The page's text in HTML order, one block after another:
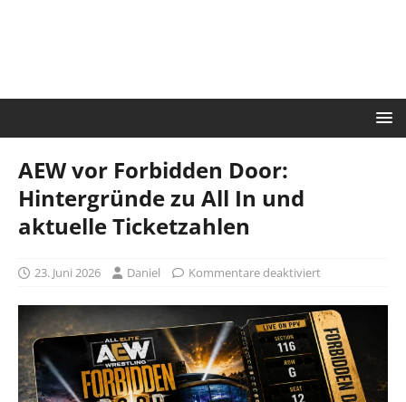
AEW vor Forbidden Door:
Hintergründe zu All In und
aktuelle Ticketzahlen
23. Juni 2026 Daniel Kommentare deaktiviert